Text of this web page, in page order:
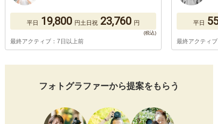
平日 19,800 円土日祝 23,760 円
最終アクティブ：7日以上前
平日
最終アクティ
フォトグラファーから提案をもらう